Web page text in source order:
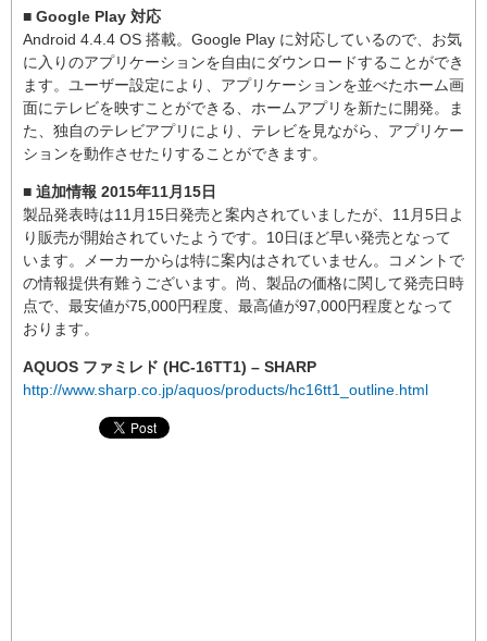
■ Google Play 対応
Android 4.4.4 OS 搭載。Google Play に対応しているので、お気
に入りのアプリケーションを自由にダウンロードすることができ
ます。ユーザー設定により、アプリケーションを並べたホーム画
面にテレビを映すことができる、ホームアプリを新たに開発。ま
た、独自のテレビアプリにより、テレビを見ながら、アプリケー
ションを動作させたりすることができます。
■ 追加情報 2015年11月15日
製品発表時は11月15日発売と案内されていましたが、11月5日よ
り販売が開始されていたようです。10日ほど早い発売となって
います。メーカーからは特に案内はされていません。コメントで
の情報提供有難うございます。尚、製品の価格に関して発売日時
点で、最安値が75,000円程度、最高値が97,000円程度となって
おります。
AQUOS ファミレド (HC-16TT1) – SHARP
http://www.sharp.co.jp/aquos/products/hc16tt1_outline.html